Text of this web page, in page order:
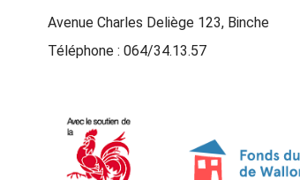
Avenue Charles Deliège 123, Binche
Téléphone : 064/34.13.57